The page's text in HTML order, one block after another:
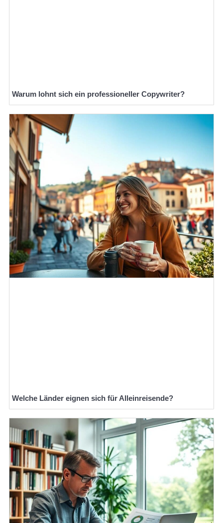
Warum lohnt sich ein professioneller Copywriter?
Welche Länder eignen sich für Alleinreisende?